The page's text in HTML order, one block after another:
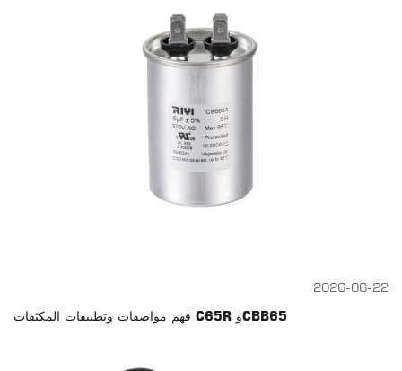
2026-06-22
فهم مواصفات وتطبيقات المكثفات C65R وCBB65